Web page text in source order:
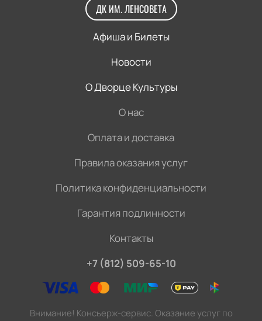
ДК ИМ. ЛЕНСОВЕТА
Афиша и Билеты
Новости
О Дворце Культуры
О нас
Оплата и доставка
Правила оказания услуг
Политика конфиденциальности
Гарантия подлинности
Контакты
+7 (812) 509-65-10
Внимание! Консьерж-сервис. Оказание услуг по